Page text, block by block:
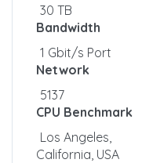
30 TB
Bandwidth
1 Gbit/s Port
Network
5137
CPU Benchmark
Los Angeles,
California, USA